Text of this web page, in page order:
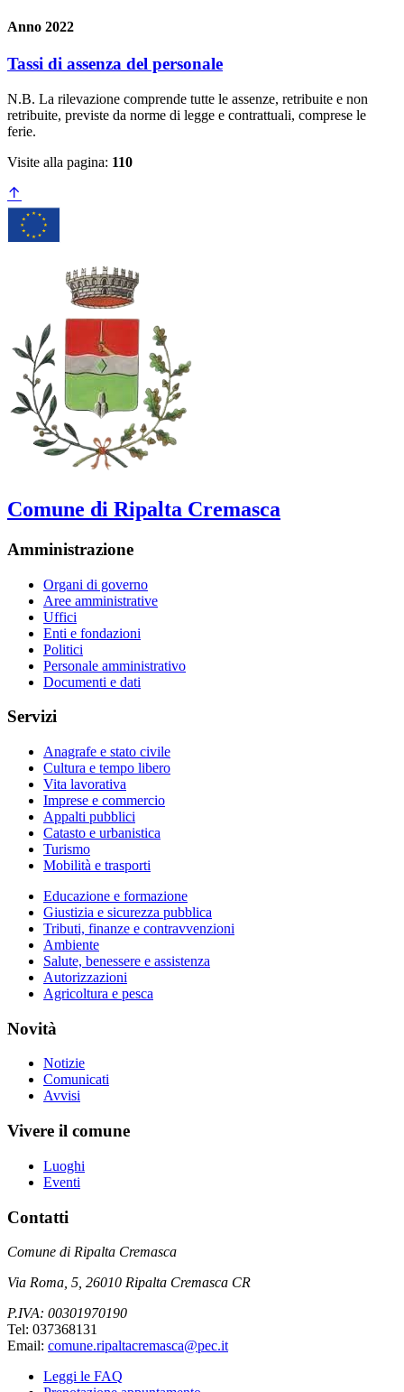
Anno 2022
Tassi di assenza del personale
N.B. La rilevazione comprende tutte le assenze, retribuite e non
retribuite, previste da norme di legge e contrattuali, comprese le
ferie.
Visite alla pagina: 110
Comune di Ripalta Cremasca
Amministrazione
Organi di governo
Aree amministrative
Uffici
Enti e fondazioni
Politici
Personale amministrativo
Documenti e dati
Servizi
Anagrafe e stato civile
Cultura e tempo libero
Vita lavorativa
Imprese e commercio
Appalti pubblici
Catasto e urbanistica
Turismo
Mobilità e trasporti
Educazione e formazione
Giustizia e sicurezza pubblica
Tributi, finanze e contravvenzioni
Ambiente
Salute, benessere e assistenza
Autorizzazioni
Agricoltura e pesca
Novità
Notizie
Comunicati
Avvisi
Vivere il comune
Luoghi
Eventi
Contatti
Comune di Ripalta Cremasca
Via Roma, 5, 26010 Ripalta Cremasca CR
P.IVA: 00301970190
Tel: 037368131
Email: comune.ripaltacremasca@pec.it
Leggi le FAQ